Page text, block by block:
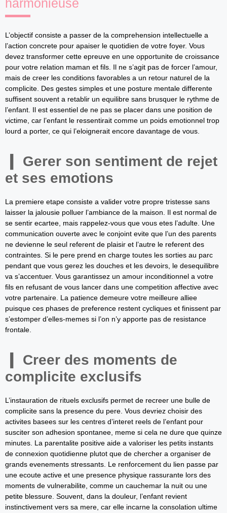
harmonieuse
L’objectif consiste a passer de la comprehension intellectuelle a
l’action concrete pour apaiser le quotidien de votre foyer. Vous
devez transformer cette epreuve en une opportunite de croissance
pour votre relation maman et fils. Il ne s’agit pas de forcer l’amour,
mais de creer les conditions favorables a un retour naturel de la
complicite. Des gestes simples et une posture mentale differente
suffisent souvent a retablir un equilibre sans brusquer le rythme de
l’enfant. Il est essentiel de ne pas se placer dans une position de
victime, car l’enfant le ressentirait comme un poids emotionnel trop
lourd a porter, ce qui l’eloignerait encore davantage de vous.
Gerer son sentiment de rejet
et ses emotions
La premiere etape consiste a valider votre propre tristesse sans
laisser la jalousie polluer l’ambiance de la maison. Il est normal de
se sentir ecartee, mais rappelez-vous que vous etes l’adulte. Une
communication ouverte avec le conjoint evite que l’un des parents
ne devienne le seul referent de plaisir et l’autre le referent des
contraintes. Si le pere prend en charge toutes les sorties au parc
pendant que vous gerez les douches et les devoirs, le desequilibre
va s’accentuer. Vous garantissez un amour inconditionnel a votre
fils en refusant de vous lancer dans une competition affective avec
votre partenaire. La patience demeure votre meilleure alliee
puisque ces phases de preference restent cycliques et finissent par
s’estomper d’elles-memes si l’on n’y apporte pas de resistance
frontale.
Creer des moments de
complicite exclusifs
L’instauration de rituels exclusifs permet de recreer une bulle de
complicite sans la presence du pere. Vous devriez choisir des
activites basees sur les centres d’interet reels de l’enfant pour
susciter son adhesion spontanee, meme si cela ne dure que quinze
minutes. La parentalite positive aide a valoriser les petits instants
de connexion quotidienne plutot que de chercher a organiser de
grands evenements stressants. Le renforcement du lien passe par
une ecoute active et une presence physique rassurante lors des
moments de vulnerabilite, comme un cauchemar la nuit ou une
petite blessure. Souvent, dans la douleur, l’enfant revient
instinctivement vers sa mere, car elle incarne la consolation ultime